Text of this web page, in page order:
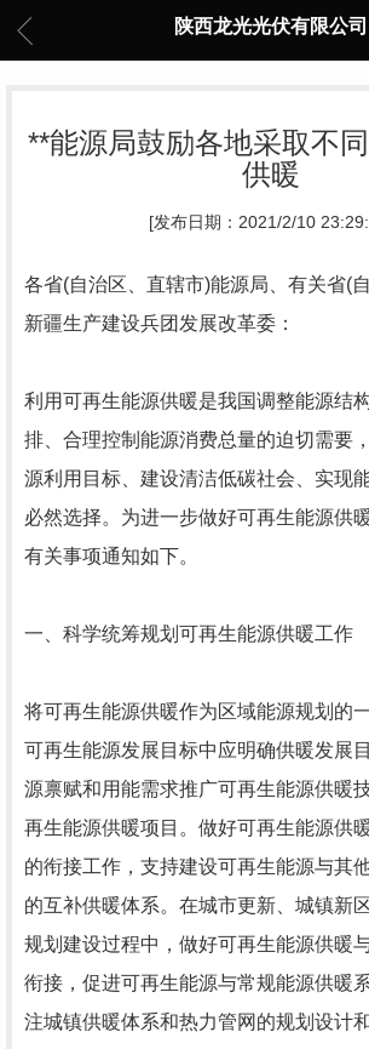
陕西龙光光伏有限公司
**能源局鼓励各地采取不
供暖
[发布日期：2021/2/10
各省(自治区、直辖市)能源局、有关省(
新疆生产建设兵团发展改革委：
利用可再生能源供暖是我国调整能源结
排、合理控制能源消费总量的迫切需要
源利用目标、建设清洁低碳社会、实现
必然选择。为进一步做好可再生能源供
有关事项通知如下。
一、科学统筹规划可再生能源供暖工作
将可再生能源供暖作为区域能源规划的
可再生能源发展目标中应明确供暖发展
源禀赋和用能需求推广可再生能源供暖
再生能源供暖项目。做好可再生能源供
的衔接工作，支持建设可再生能源与其
的互补供暖体系。在城市更新、城镇新
规划建设过程中，做好可再生能源供暖
衔接，促进可再生能源与常规能源供暖
注城镇供暖体系和热力管网的规划设计